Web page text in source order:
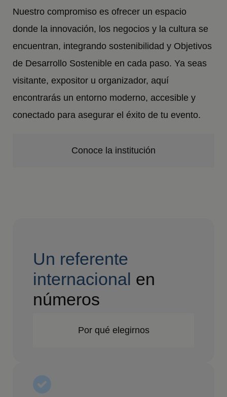
Nuestro compromiso es ofrecer un espacio
donde la innovación, los negocios y la cultura se
encuentran, integrando sostenibilidad y Objetivos
de Desarrollo Sostenible en cada paso. Ya seas
visitante, expositor u organizador, aquí
encontrarás un entorno moderno, accesible y
conectado para asegurar el éxito de tu evento.
Conoce la institución
Un referente
internacional en
números
Por qué elegirnos